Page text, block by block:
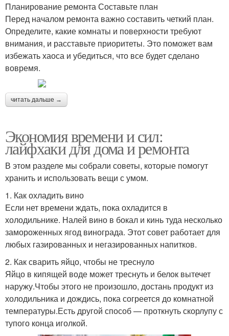
Планирование ремонта Составьте план
Перед началом ремонта важно составить четкий план.
Определите, какие комнаты и поверхности требуют
внимания, и расставьте приоритеты. Это поможет вам
избежать хаоса и убедиться, что все будет сделано
вовремя.
читать дальше →
Экономия времени и сил:
лайфхаки для дома и ремонта
В этом разделе мы собрали советы, которые помогут
хранить и использовать вещи с умом.
1. Как охладить вино
Если нет времени ждать, пока охладится в
холодильнике. Налей вино в бокал и кинь туда несколько
замороженных ягод винограда. Этот совет работает для
любых газированных и негазированных напитков.
2. Как сварить яйцо, чтобы не треснуло
Яйцо в кипящей воде может треснуть и белок вытечет
наружу.Чтобы этого не произошло, достань продукт из
холодильника и дождись, пока согреется до комнатной
температуры.Есть другой способ — проткнуть скорлупу с
тупого конца иголкой.